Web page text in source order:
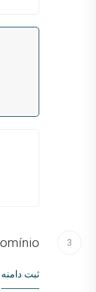
3
ثبت دامنه